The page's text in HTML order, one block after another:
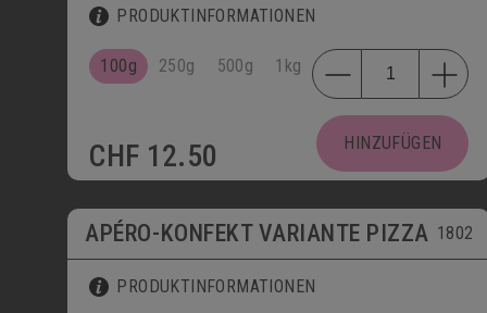
PRODUKTINFORMATIONEN
100g 250g 500g 1kg
CHF 12.50 HINZUFÜGEN
APÉRO-KONFEKT VARIANTE PIZZA 1802
PRODUKTINFORMATIONEN